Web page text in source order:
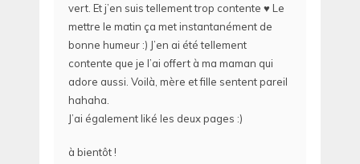
vert. Et j’en suis tellement trop contente ♥ Le
mettre le matin ça met instantanément de
bonne humeur :) J’en ai été tellement
contente que je l’ai offert à ma maman qui
adore aussi. Voilà, mère et fille sentent pareil
hahaha.
J’ai également liké les deux pages :)
à bientôt !